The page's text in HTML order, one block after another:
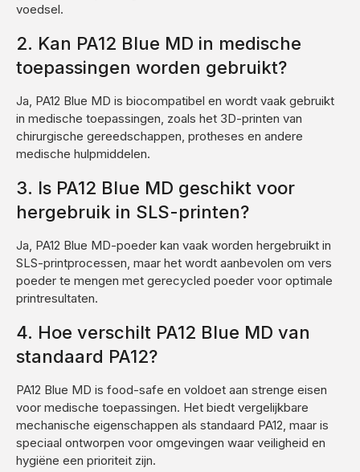
voedsel.
2. Kan PA12 Blue MD in medische
toepassingen worden gebruikt?
Ja, PA12 Blue MD is biocompatibel en wordt vaak gebruikt
in medische toepassingen, zoals het 3D-printen van
chirurgische gereedschappen, protheses en andere
medische hulpmiddelen.
3. Is PA12 Blue MD geschikt voor
hergebruik in SLS-printen?
Ja, PA12 Blue MD-poeder kan vaak worden hergebruikt in
SLS-printprocessen, maar het wordt aanbevolen om vers
poeder te mengen met gerecycled poeder voor optimale
printresultaten.
4. Hoe verschilt PA12 Blue MD van
standaard PA12?
PA12 Blue MD is food-safe en voldoet aan strenge eisen
voor medische toepassingen. Het biedt vergelijkbare
mechanische eigenschappen als standaard PA12, maar is
speciaal ontworpen voor omgevingen waar veiligheid en
hygiëne een prioriteit zijn.